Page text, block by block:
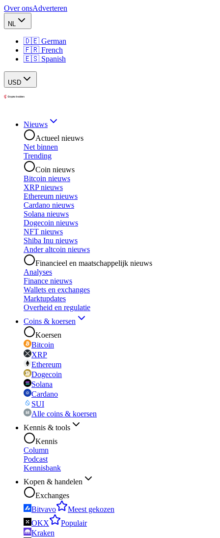
Over onsAdverteren
NL
🇩🇪 German
🇫🇷 French
🇪🇸 Spanish
USD
Nieuws
Actueel nieuws
Net binnen
Trending
Coin nieuws
Bitcoin nieuws
XRP nieuws
Ethereum nieuws
Cardano nieuws
Solana nieuws
Dogecoin nieuws
NFT nieuws
Shiba Inu nieuws
Ander altcoin nieuws
Financieel en maatschappelijk nieuws
Analyses
Finance nieuws
Wallets en exchanges
Marktupdates
Overheid en regulatie
Coins & koersen
Koersen
Bitcoin
XRP
Ethereum
Dogecoin
Solana
Cardano
SUI
Alle coins & koersen
Kennis & tools
Kennis
Column
Podcast
Kennisbank
Kopen & handelen
Exchanges
Bitvavo
Meest gekozen
OKX
Populair
Kraken